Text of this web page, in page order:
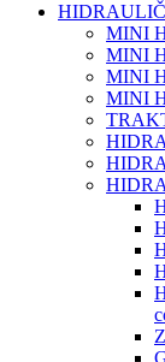
MINI
MINI
MINI
MINI